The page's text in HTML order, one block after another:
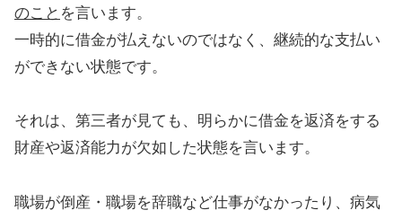
のこと を言います。
一時的に借金が払えないのではなく、継続的な支払い
ができない状態です。
それは、第三者が見ても、明らかに借金を返済をする
財産や返済能力が欠如した状態を言います。
職場が倒産・職場を辞職など仕事がなかったり、病気